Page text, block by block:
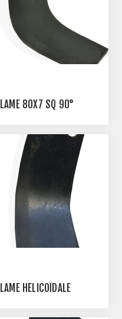
LAME 80X7 SQ 90°
LAME HÉLICOÏDALE